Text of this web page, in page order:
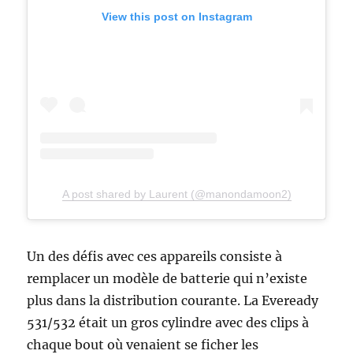
View this post on Instagram
A post shared by Laurent (@manondamoon2)
Un des défis avec ces appareils consiste à
remplacer un modèle de batterie qui n’existe
plus dans la distribution courante. La Eveready
531/532 était un gros cylindre avec des clips à
chaque bout où venaient se ficher les